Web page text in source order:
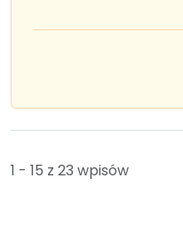
1 - 15 z 23 wpisów